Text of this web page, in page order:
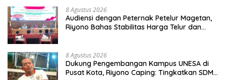
8 Agustus 2026
Audiensi dengan Peternak Petelur Magetan,
Riyono Bahas Stabilitas Harga Telur dan
8 Agustus 2026
Dukung Pengembangan Kampus UNESA di
Pusat Kota, Riyono Caping: Tingkatkan SDM